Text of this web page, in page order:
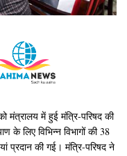
मंत्रालय में हुई मंत्रि-परिषद की
लिए विभिन्न विभागों की 38
प्रदान की गई। मंत्रि-परिषद ने